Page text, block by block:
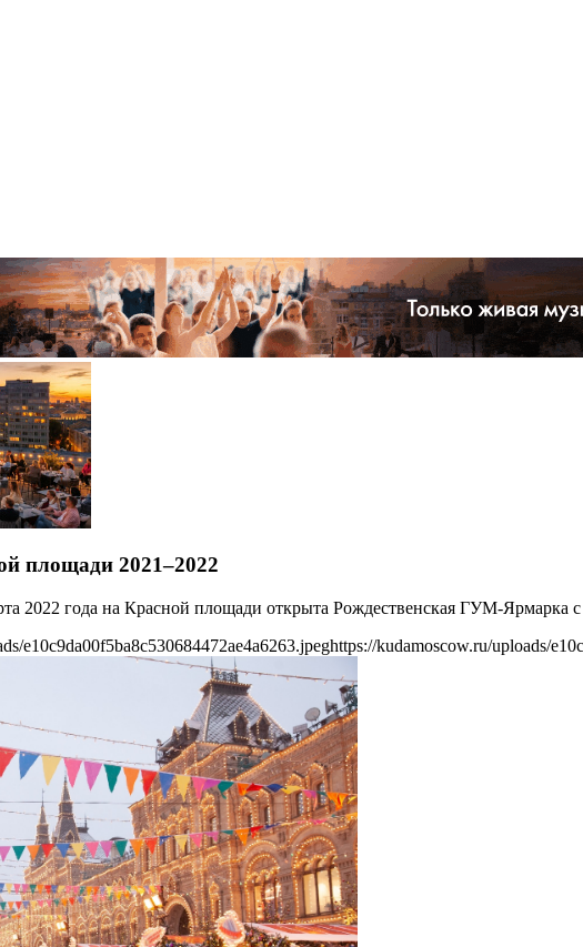
площади 2021–2022
2022 года на Красной площади открыта Рождественская ГУМ-
e10c9da00f5ba8c530684472ae4a6263.jpeghttps://kudamoscow.ru/uploads/